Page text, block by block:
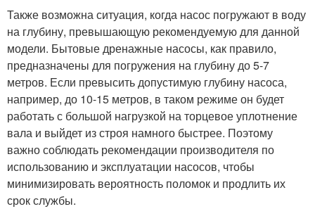
Также возможна ситуация, когда насос погружают в воду
на глубину, превышающую рекомендуемую для данной
модели. Бытовые дренажные насосы, как правило,
предназначены для погружения на глубину до 5-7
метров. Если превысить допустимую глубину насоса,
например, до 10-15 метров, в таком режиме он будет
работать с большой нагрузкой на торцевое уплотнение
вала и выйдет из строя намного быстрее. Поэтому
важно соблюдать рекомендации производителя по
использованию и эксплуатации насосов, чтобы
минимизировать вероятность поломок и продлить их
срок службы.